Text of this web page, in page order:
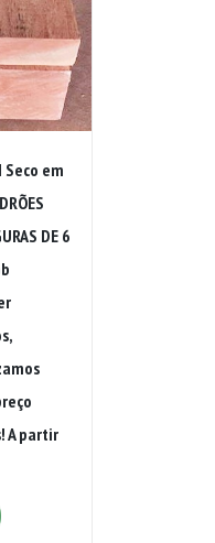
Seco em
DE 6
A partir